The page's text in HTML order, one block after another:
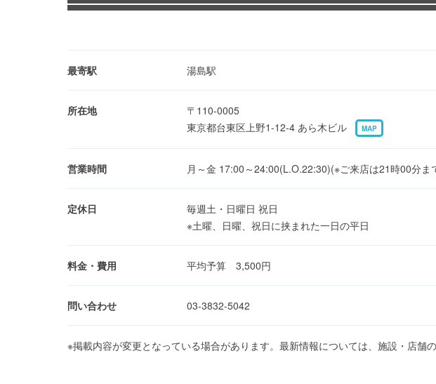
最寄駅 湯島駅
所在地
〒110-0005
東京都台東区上野1-12-4 あら木ビル
MAP
営業時間 月～金 17:00～24:00(L.O.22:30)(※ご来店は21時00分ま
定休日
毎週土・日曜日 祝日
※土曜、日曜、祝日に挟まれた一日の平日
料金・費用 平均予算 3,500円
問い合わせ 03-3832-5042
※掲載内容が変更となっている場合があります。最新情報については、施設・店舗